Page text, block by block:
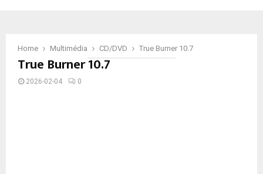
Home Multimédia CD/DVD True Burner 10.7
True Burner 10.7
2026-02-04 0